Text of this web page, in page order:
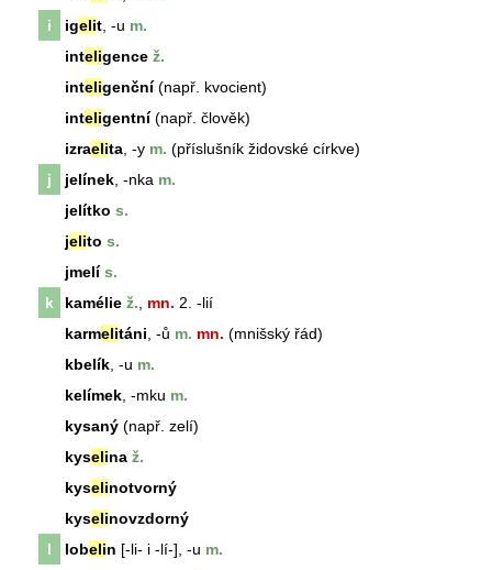
i
igelit , -u m.
inteligence ž.
inteligenční(např. kvocient)
inteligentní(např. člověk)
izraelita , -y m. (příslušník židovské církve)
j
jelínek , -nka m.
jelítko s.
jelito s.
jmelís.
k
kamélie ž. mn. 2. -lií
karmelitáni , -ů m. mn. (mnišský řád)
kbelík , -u m.
kelímek , -mku m.
kysaný (např. zelí)
kyselina ž.
kyselinotvorný
kyselinovzdorný
l
lobelin [-li- i -lí-], -u m.